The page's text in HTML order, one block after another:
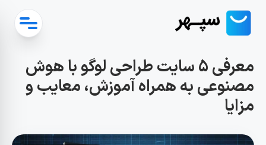
معرفی 5 سایت طراحی لوگو با هوش
مصنوعی به همراه آموزش، معایب و
مزایا